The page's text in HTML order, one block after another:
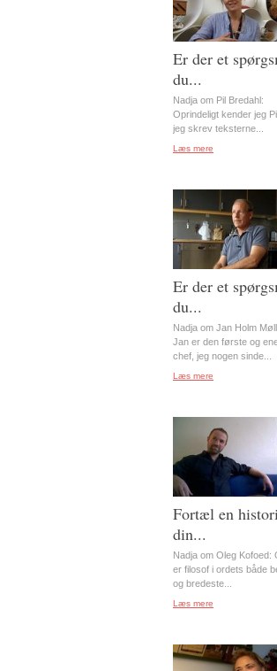
Er der et
du...
Nadja om Pil Bredahl:
Oprindeligt kender jeg
jeg skrev teksterne...
Læs mere
Er der et
du...
Nadja om Jan Holm
Jan er den første og
chef, jeg nogen sinde...
Læs mere
Fortæl en
din...
Nadja om Oleg Kofoed:
er filosof i ordets både
og bredeste...
Læs mere